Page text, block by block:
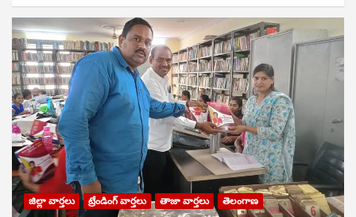
జిల్లా వార్తలు ట్రేండింగ్ వార్తలు తాజా వార్తలు తెలంగాణ